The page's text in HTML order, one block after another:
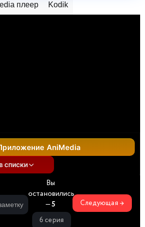
плеер Kodik
AniMedia
списки
Вы
остановились
—5
6 серия
Следующая →